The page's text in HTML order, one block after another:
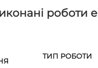
роботи
ТИП РОБОТИ